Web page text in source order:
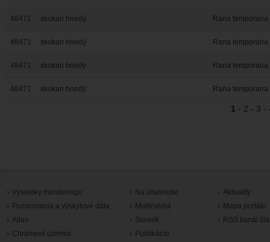
48471 skokan hnedý Rana
48471 skokan hnedý Rana
48471 skokan hnedý Rana
48471 skokan hnedý Rana
1 - 2 - 3 -
Výsledky monitoringu
Pozorovania a výskytové dáta
Atlas
Chránené územia
Na stiahnutie
Multimédiá
Slovník
Publikácie
Aktuality
Mapa portálu
RSS kanál